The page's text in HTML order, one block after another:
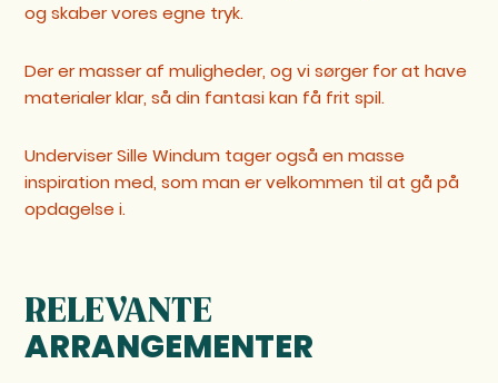
og skaber vores egne tryk.
Der er masser af muligheder, og vi sørger for at have
materialer klar, så din fantasi kan få frit spil.
Underviser Sille Windum tager også en masse
inspiration med, som man er velkommen til at gå på
opdagelse i.
RELEVANTE
ARRANGEMENTER